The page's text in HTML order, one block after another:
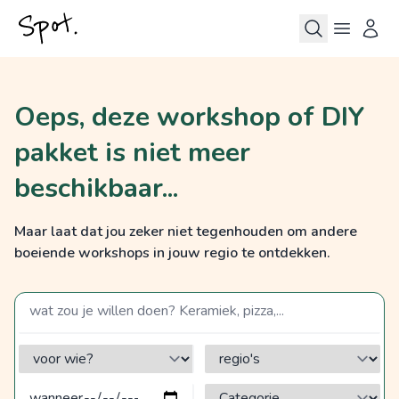
Oeps, deze workshop of DIY
pakket is niet meer
beschikbaar...
Maar laat dat jou zeker niet tegenhouden om andere
boeiende workshops in jouw regio te ontdekken.
zoek op een term
voor wie? regio's
Categorie?